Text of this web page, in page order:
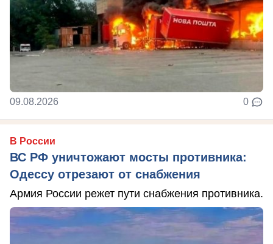
09.08.2026 0
В России
ВС РФ уничтожают мосты противника:
Одессу отрезают от снабжения
Армия России режет пути снабжения противника.